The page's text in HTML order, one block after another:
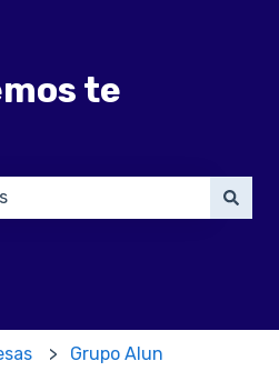
te
Grupo Alun